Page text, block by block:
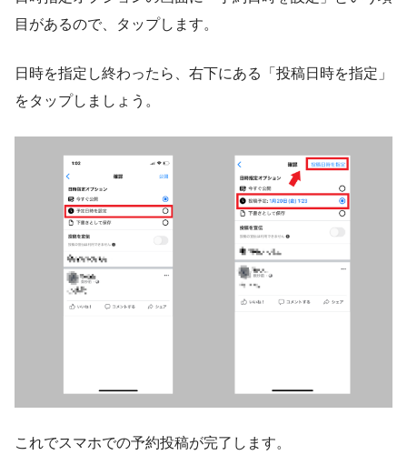
目があるので、タップします。
日時を指定し終わったら、右下にある「投稿日時を指定」
をタップしましょう。
これでスマホでの予約投稿が完了します。